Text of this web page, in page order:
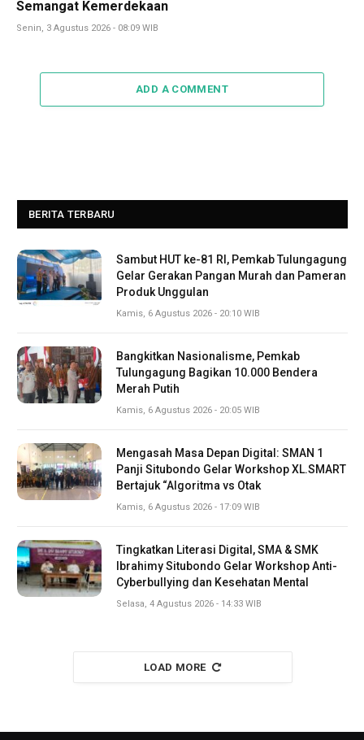
Semangat Kemerdekaan
Senin, 3 Agustus 2026 - 08:09 WIB
ADD A COMMENT
BERITA TERBARU
Sambut HUT ke-81 RI, Pemkab Tulungagung
Gelar Gerakan Pangan Murah dan Pameran
Produk Unggulan
Kamis, 6 Agustus 2026 - 20:10 WIB
Bangkitkan Nasionalisme, Pemkab
Tulungagung Bagikan 10.000 Bendera
Merah Putih
Kamis, 6 Agustus 2026 - 20:05 WIB
Mengasah Masa Depan Digital: SMAN 1
Panji Situbondo Gelar Workshop XL.SMART
Bertajuk “Algoritma vs Otak
Kamis, 6 Agustus 2026 - 17:09 WIB
Tingkatkan Literasi Digital, SMA & SMK
Ibrahimy Situbondo Gelar Workshop Anti-
Cyberbullying dan Kesehatan Mental
Selasa, 4 Agustus 2026 - 14:33 WIB
LOAD MORE